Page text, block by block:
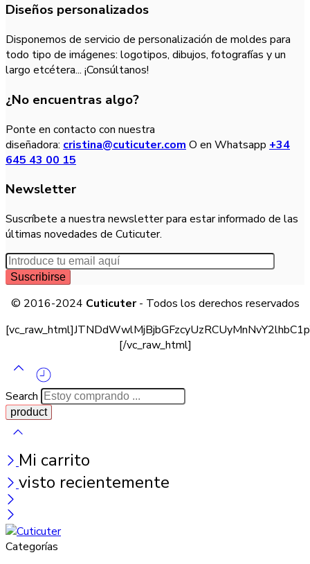
Diseños personalizados
Disponemos de servicio de personalización de moldes para
todo tipo de imágenes: logotipos, dibujos, fotografías y un
largo etcétera... ¡Consúltanos!
¿No encuentras algo?
Ponte en contacto con nuestra
diseñadora: cristina@cuticuter.com O en Whatsapp +34
645 43 00 15
Newsletter
Suscríbete a nuestra newsletter para estar informado de las
últimas novedades de Cuticuter.
© 2016-2024 Cuticuter- Todos los derechos reservados
[/vc_raw_html]
Search
Mi carrito
visto recientemente
Categorías